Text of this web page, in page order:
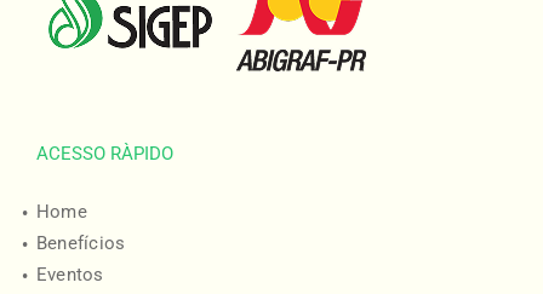
ACESSO RÀPIDO
Home
Benefícios
Eventos